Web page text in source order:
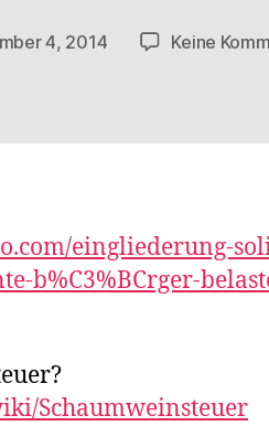
4, 2014 Keine
eingliederung-
b%C3%BCrger-
Schaumweinsteuer